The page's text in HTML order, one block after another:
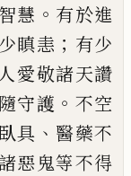
慧 。 有於進
瞋恚 ； 有少
愛敬諸天讚
守護 。 不空
臥具 、 醫藥不
惡鬼等不得